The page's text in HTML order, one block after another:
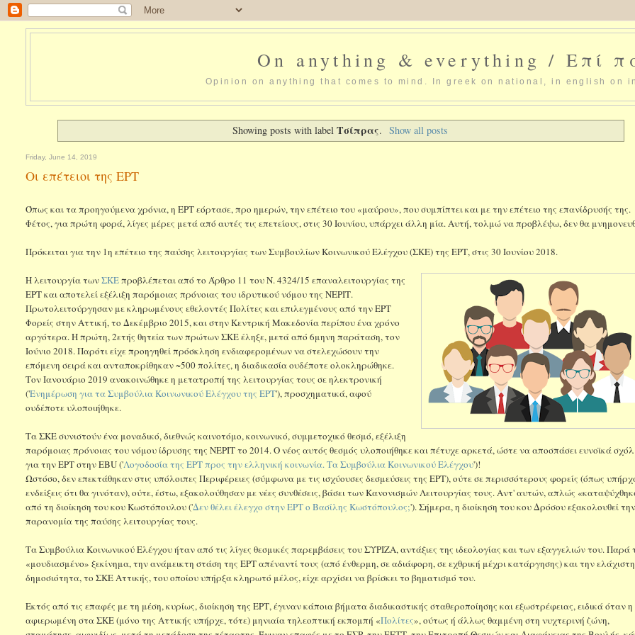
On anything & everything / Επί
Opinion on anything that comes to mind. In greek on national, in english on
Showing posts with labelΤσίπρας. Show all posts
Friday, June 14, 2019
Οι επέτειοι της ΕΡΤ
Όπως και τα προηγούμενα χρόνια, η ΕΡΤ εόρτασε, προ ημερών, την επέτειο του «μαύρου», που συμπίπτει και με την επέτειο της επανίδρυσής της.
Φέτος, για πρώτη φορά, λίγες μέρες μετά από αυτές τις επετείους, στις 30 Ιουνίου, υπάρχει άλλη μία. Αυτή, τολμώ να προβλέψω, δεν θα
Πρόκειται για την 1η επέτειο της παύσης λειτουργίας των Συμβουλίων Κοινωνικού Ελέγχου (ΣΚΕ) της ΕΡΤ, στις 30 Ιουνίου 2018.
Η λειτουργία τωνΣΚΕπροβλέπεται από το Άρθρο 11 του Ν. 4324/15 επαναλειτουργίας της
ΕΡΤ και αποτελεί εξέλιξη παρόμοιας πρόνοιας του ιδρυτικού νόμου της ΝΕΡΙΤ.
Πρωτολειτούργησαν με κληρωμένους εθελοντές Πολίτες και επιλεγμένους από την ΕΡΤ
Φορείς στην Αττική, το Δεκέμβριο 2015, και στην Κεντρική Μακεδονία περίπου ένα χρόνο
αργότερα. Η πρώτη, 2ετής θητεία των πρώτων ΣΚΕ έληξε, μετά από 6μηνη παράταση, τον
Ιούνιο 2018. Παρότι είχε προηγηθεί πρόσκληση ενδιαφερομένων να στελεχώσουν την
επόμενη σειρά και ανταποκρίθηκαν ~500 πολίτες, η διαδικασία ουδέποτε ολοκληρώθηκε.
Τον Ιανουάριο 2019 ανακοινώθηκε η μετατροπή της λειτουργίας τους σε ηλεκτρονική
('Ενημέρωση για τα Συμβούλια Κοινωνικού Ελέγχου της ΕΡΤ'), προσχηματικά, αφού
ουδέποτε υλοποιήθηκε.
Τα ΣΚΕ συνιστούν ένα μοναδικό, διεθνώς καινοτόμο, κοινωνικό, συμμετοχικό θεσμό, εξέλιξη
παρόμοιας πρόνοιας του νόμου ίδρυσης της ΝΕΡΙΤ το 2014. Ο νέος αυτός θεσμός υλοποιήθηκε και πέτυχε αρκετά, ώστε να αποσπάσει ευνοϊκά
για την ΕΡΤ στην EBU ('Λογοδοσία της ΕΡΤ προς την ελληνική κοινωνία. Τα Συμβούλια Κοινωνικού Ελέγχου')!
Ωστόσο, δεν επεκτάθηκαν στις υπόλοιπες Περιφέρειες (σύμφωνα με τις ισχύουσες δεσμεύσεις της ΕΡΤ), ούτε σε περισσότερους φορείς (όπως
ενδείξεις ότι θα γινόταν), ούτε, έστω, εξακολούθησαν με νέες συνθέσεις, βάσει των Κανονισμών Λειτουργίας τους. Αντ' αυτών, απλώς
από τη διοίκηση του κου Κωστόπουλου ('Δεν θέλει έλεγχο στην ΕΡΤ ο Βασίλης Κωστόπουλος;'). Σήμερα, η διοίκηση του κου Δρόσου εξακολουθεί την
παρανομία της παύσης λειτουργίας τους.
Τα Συμβούλια Κοινωνικού Ελέγχου ήταν από τις λίγες θεσμικές παρεμβάσεις του ΣΥΡΙΖΑ, αντάξιες της ιδεολογίας και των εξαγγελιών του. Παρά
«μουδιασμένο» ξεκίνημα, την ανάμεικτη στάση της ΕΡΤ απέναντί τους (από ένθερμη, σε αδιάφορη, σε εχθρική μέχρι κατάργησης) και την ελάχιστη
δημοσιότητα, το ΣΚΕ Αττικής, του οποίου υπήρξα κληρωτό μέλος, είχε αρχίσει να βρίσκει το βηματισμό του.
Εκτός από τις επαφές με τη μέση, κυρίως, διοίκηση της ΕΡΤ, έγιναν κάποια βήματα διαδικαστικής σταθεροποίησης και εξωστρέφειας, ειδικά όταν η
αφιερωμένη στα ΣΚΕ (μόνο της Αττικής υπήρχε, τότε) μηνιαία τηλεοπτική εκπομπή «Πολίτες», ούτως ή άλλως θαμμένη στη νυχτερινή ζώνη,